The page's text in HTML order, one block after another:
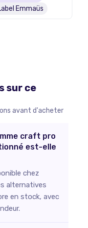
Emmaüs
sur ce
avant d'acheter
craft pro
est-elle
chez
alternatives
en stock, avec